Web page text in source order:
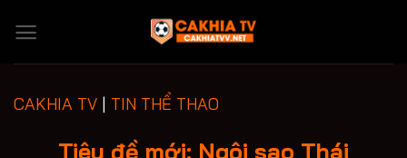
content
CAKHIA TV | TIN THỂ THAO
Tiêu đề mới: Ngôi sao Thái